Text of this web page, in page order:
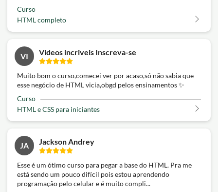
Curso
HTML completo
VI Videos incriveis Inscreva-se
Muito bom o curso,comecei ver por acaso,só não sabia que
esse negócio de HTML vicia,obgd pelos ensinamentos ✨
Curso
HTML e CSS para iniciantes
JA Jackson Andrey
Esse é um ótimo curso para pegar a base do HTML. Pra me
está sendo um pouco difícil pois estou aprendendo
programação pelo celular e é muito compli...